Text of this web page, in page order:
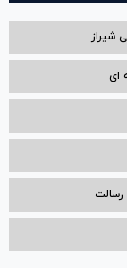
شیراز
رسالت